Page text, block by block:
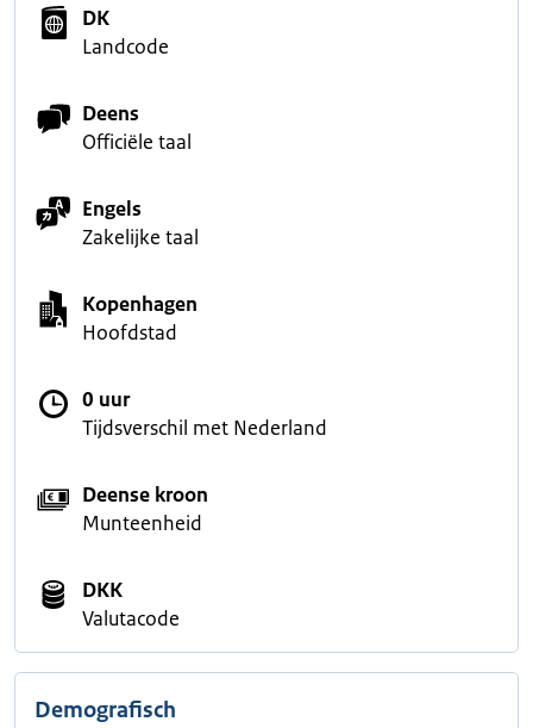
DK
Landcode
Deens
Officiële taal
Engels
Zakelijke taal
Kopenhagen
Hoofdstad
0 uur
Tijdsverschil met Nederland
Deense kroon
Munteenheid
DKK
Valutacode
Demografisch